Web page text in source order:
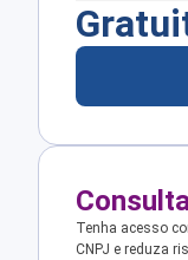
Tenha acesso
CNPJ e reduza